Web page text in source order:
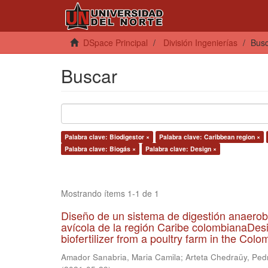
DSpace Principal División Ingenierías
Buscar
Palabra clave: Biodigestor × Palabra clave: Caribbean region ×
Palabra clave: Biogás ×
Palabra clave: Design ×
Mostrando ítems 1-1 de 1
Diseño de un sistema de digestión
avícola de la región Caribe
biofertilizer from a poultry farm in the
Amador Sanabria, Maria Camila; Arteta Chedraüy,